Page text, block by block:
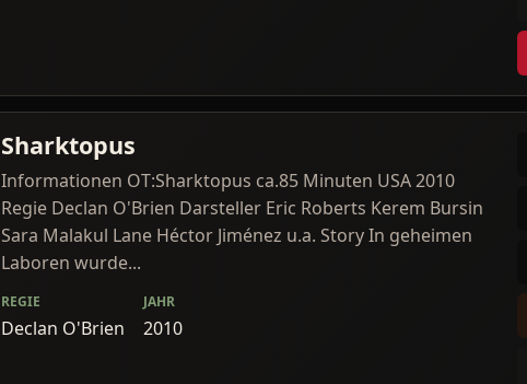
Sharktopus
Informationen OT:Sharktopus ca.85 Minuten USA 2010
Regie Declan O'Brien Darsteller Eric Roberts Kerem Bursin
Sara Malakul Lane Héctor Jiménez u.a. Story In geheimen
Laboren wurde...
REGIE
Declan O'Brien
JAHR
2010